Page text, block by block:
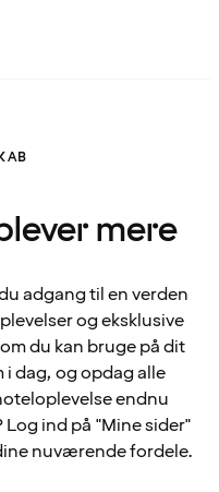
mere
adgang til en verden
og eksklusive
du kan bruge på dit
dag, og opdag alle
endnu
Log ind på "Mine sider"
nuværende fordele.